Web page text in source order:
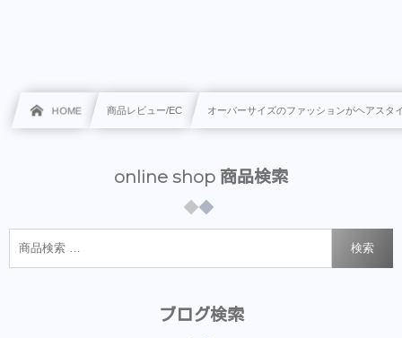
HOME 商品レビュー/EC オーバーサイズのファッションがヘアスタ
online shop 商品検索
検索
ブログ検索